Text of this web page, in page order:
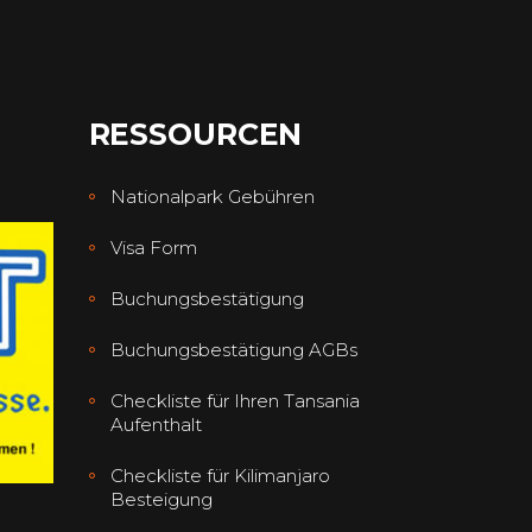
RESSOURCEN
Nationalpark Gebühren
Visa Form
Buchungsbestätigung
Buchungsbestätigung AGBs
Checkliste für Ihren Tansania
Aufenthalt
Checkliste für Kilimanjaro
Besteigung